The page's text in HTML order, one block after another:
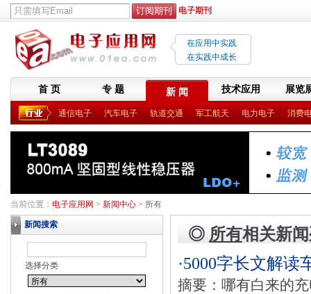
电子期刊
在应用中实践
在实践中成长
首 页 专 题 新 闻 技术应用 展览
通信电子 汽车电子 轨道交通 军工航天 电力电子 消费
当前位置： 电子应用网 > 新闻中心 > 所有
新闻搜索
选择分类
◎ 所有相关新
·5000字长文解读
摘要：哪有白来的